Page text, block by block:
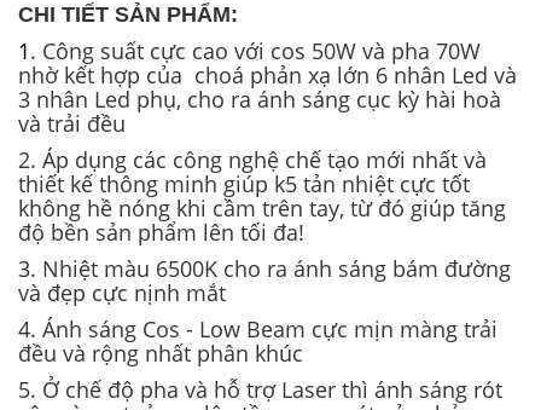
CHI TIẾT SẢN PHẨM:
1. Công suất cực cao với cos 50W và pha 70W
nhờ kết hợp của choá phản xạ lớn 6 nhân Led và
3 nhân Led phụ, cho ra ánh sáng cục kỳ hài hoà
và trải đều
2. Áp dụng các công nghệ chế tạo mới nhất và
thiết kế thông minh giúp k5 tản nhiệt cực tốt
không hề nóng khi cầm trên tay, từ đó giúp tăng
độ bền sản phẩm lên tối đa!
3. Nhiệt màu 6500K cho ra ánh sáng bám đường
và đẹp cực nịnh mắt
4. Ánh sáng Cos - Low Beam cực mịn màng trải
đều và rộng nhất phân khúc
5. Ở chế độ pha và hỗ trợ Laser thì ánh sáng rót